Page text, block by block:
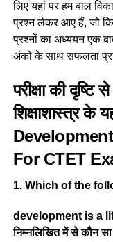
लिए यहां पर हम बाल
प्रश्न लेकर आए हैं, जो कि
प्रश्नों का अध्ययन एक
अंकों के साथ सफलता
परीक्षा की दृष्टि
शिक्षाशास्त्र
For CTET
1. Which of the
development is a
निम्नलिखित में से कौन सा